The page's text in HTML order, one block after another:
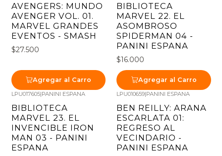
AVENGERS: MUNDO
AVENGER VOL. 01.
MARVEL GRANDES
EVENTOS - SMASH
$27.500
Agregar al Carro
BIBLIOTECA
MARVEL 22. EL
ASOMBROSO
SPIDERMAN 04 -
PANINI ESPANA
$16.000
Agregar al Carro
LPU017605|PANINI ESPANA
BIBLIOTECA
MARVEL 23. EL
INVENCIBLE IRON
MAN 03 - PANINI
ESPANA
LPU010659|PANINI ESPANA
BEN REILLY: ARANA
ESCARLATA 01:
REGRESO AL
VECINDARIO -
PANINI ESPANA